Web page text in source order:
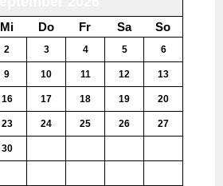
Mi Do Fr Sa So
2 3 4 5 6
9 10 11 12 13
16 17 18 19 20
23 24 25 26 27
30